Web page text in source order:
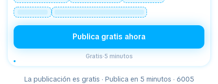
Publica gratis ahora
Gratis·5 minutos
La publicación es gratis · Publica en 5 minutos · 6005